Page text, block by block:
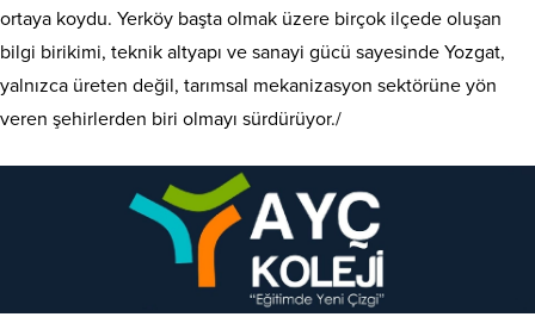
ortaya koydu. Yerköy başta olmak üzere birçok ilçede oluşan
bilgi birikimi, teknik altyapı ve sanayi gücü sayesinde Yozgat,
yalnızca üreten değil, tarımsal mekanizasyon sektörüne yön
veren şehirlerden biri olmayı sürdürüyor./